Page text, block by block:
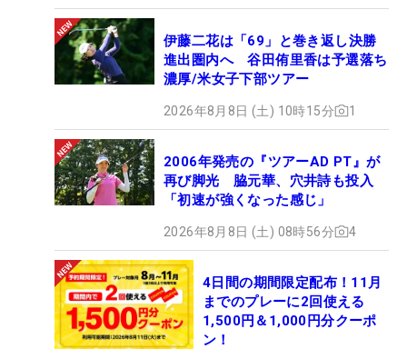
伊藤二花は「69」と巻き返し決勝
進出圏内へ 谷田侑里香は予選落ち
濃厚/米女子下部ツアー
2026年8月8日 (土) 10時15分 1
2006年発売の『ツアーAD PT』が
再び脚光 脇元華、穴井詩も投入
「初速が強くなった感じ」
2026年8月8日 (土) 08時56分 4
4日間の期間限定配布！11月
までのプレーに2回使える
1,500円＆1,000円分クーポ
ン！